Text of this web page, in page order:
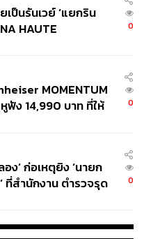
เป็นรันเวย์ ‘แยกริน
HAUTE
0
MOMENTUM
ฟัง 14,990 บาท ที่ให้
0
ง’ ก่อเหตุยิง ‘นายก
ที่สำนักงาน ตำรวจรุด
0